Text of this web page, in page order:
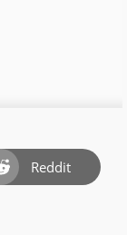
Reddit